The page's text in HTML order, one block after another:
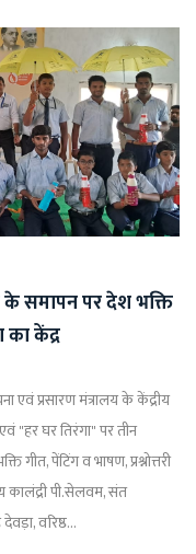
के समापन पर देश भक्ति
केंद्र
एवं प्रसारण मंत्रालय के केंद्रीय
"हर घर तिरंगा" पर तीन
गीत, पेंटिंग व भाषण, प्रश्नोत्तरी
कालंद्री पी.सेलवम, संत
वरिष्ठ...